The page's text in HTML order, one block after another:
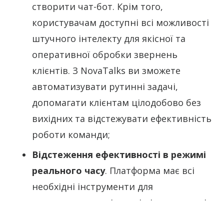
створити чат-бот. Крім того,
користувачам доступні всі можливості
штучного інтелекту для якісної та
оперативної обробки звернень
клієнтів. З NovaTalks ви зможете
автоматизувати рутинні задачі,
допомагати клієнтам цілодобово без
вихідних та відстежувати ефективність
роботи команди;
Відстеження ефективності в режимі
реального часу. Платформа має всі
необхідні інструменти для